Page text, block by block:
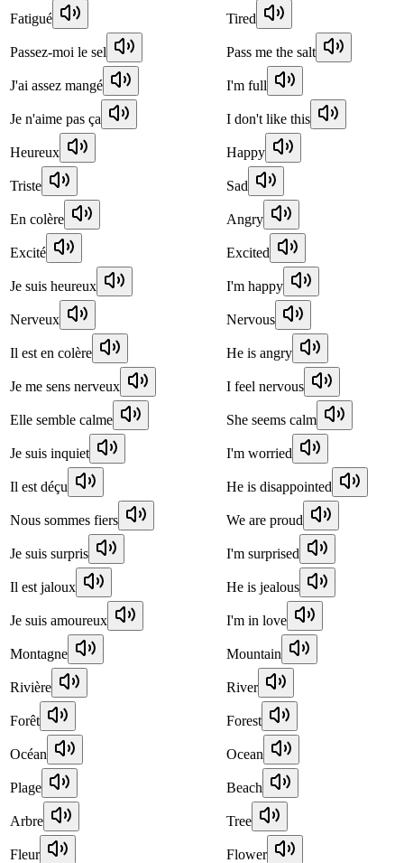
Fatigué Tired
Passez-moi le sel Pass me the salt
J'ai assez mangé I'm full
Je n'aime pas ça I don't like this
Heureux Happy
Triste Sad
En colère Angry
Excité Excited
Je suis heureux I'm happy
Nerveux Nervous
Il est en colère He is angry
Je me sens nerveux I feel nervous
Elle semble calme She seems calm
Je suis inquiet I'm worried
Il est déçu He is disappointed
Nous sommes fiers We are proud
Je suis surpris I'm surprised
Il est jaloux He is jealous
Je suis amoureux I'm in love
Montagne Mountain
Rivière River
Forêt Forest
Océan Ocean
Plage Beach
Arbre Tree
Fleur Flower